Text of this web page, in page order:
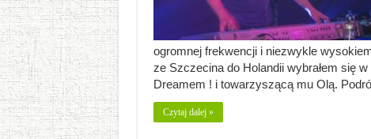
ogromnej frekwencji i niezwykle
ze Szczecina do Holandii wybrałem się
Dreamem ! i towarzyszącą mu Olą.
Czytaj dalej »